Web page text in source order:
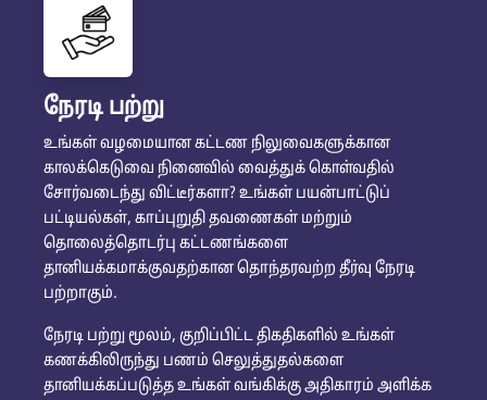
நேரடி பற்று
உங்கள் வழமையான கட்டண நிலுவைகளுக்கான
காலக்கெடுவை நினைவில் வைத்துக் கொள்வதில்
சோர்வடைந்து விட்டீர்களா? உங்கள் பயன்பாட்டுப்
பட்டியல்கள், காப்புறுதி தவணைகள் மற்றும்
தொலைத்தொடர்பு கட்டணங்களை
தானியக்கமாக்குவதற்கான தொந்தரவற்ற தீர்வு நேரடி
பற்றாகும்.
நேரடி பற்று மூலம், குறிப்பிட்ட திகதிகளில் உங்கள்
கணக்கிலிருந்து பணம் செலுத்துதல்களை
தானியக்கப்படுத்த உங்கள் வங்கிக்கு அதிகாரம் அளிக்க